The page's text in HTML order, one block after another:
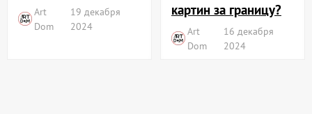
Art
Dom
19 декабря
2024
картин за границу?
Art
Dom
16 декабря
2024